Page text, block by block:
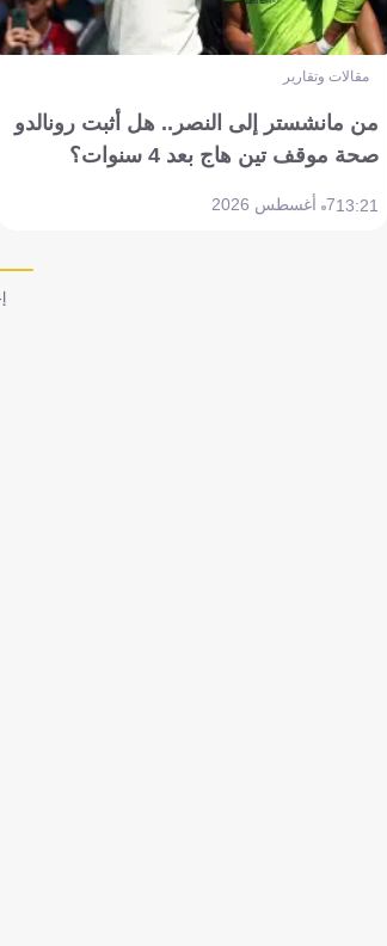
مقالات وتقارير
من مانشستر إلى النصر.. هل أثبت رونالدو
صحة موقف تين هاج بعد 4 سنوات؟
13:217 أغسطس 2026